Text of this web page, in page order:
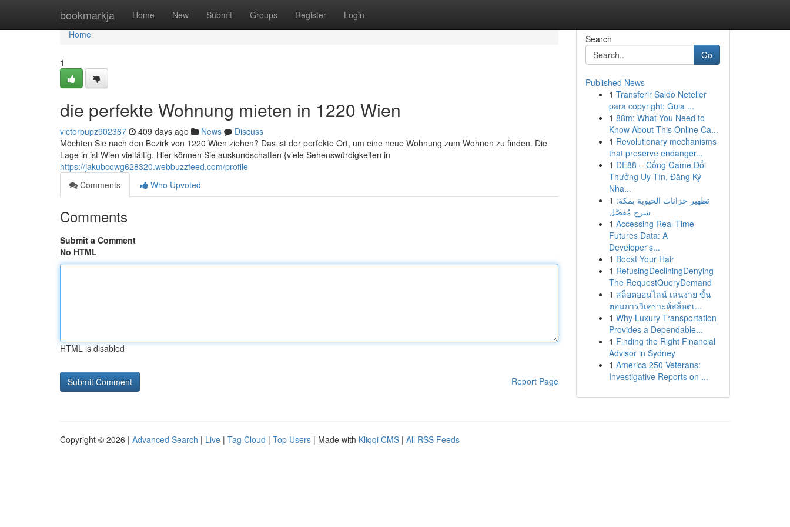
bookmarkja Home New Submit Groups Register Login
Home
Home
1
die perfekte Wohnung mieten in 1220 Wien
victorpupz902367 409 days ago News
Discuss
Möchten Sie nach den Bezirk von 1220 Wien ziehen? Das ist der perfekte Ort, um eine neue Wohnung zum Wohnen zu finden. Die
Lage in ist Wien vielfältig. Hier können Sie auskundschaften {viele Sehenswürdigkeiten in
https://jakubcowg628320.webbuzzfeed.com/profile
Comments
Who Upvoted
Comments
Submit a Comment
No HTML
HTML is disabled
Report Page
Search
Go
Published News
1 Transferir Saldo Neteller
para copyright: Guia ...
1 88m: What You Need to
Know About This Online Ca...
1 Revolutionary mechanisms
that preserve endanger...
1 DE88 – Cổng Game Đổi
Thưởng Uy Tín, Đăng Ký
Nha...
1 تطهير خزانات الحيوية بمكة:
شرح مُفصَّل
1 Accessing Real-Time
Futures Data: A
Developer's...
1 Boost Your Hair
1 RefusingDecliningDenying
The RequestQueryDemand
1 สล็อตออนไลน์ เล่นง่าย ขั้น
ตอนการวิเคราะห์สล็อตเ...
1 Why Luxury Transportation
Provides a Dependable...
1 Finding the Right Financial
Advisor in Sydney
1 America 250 Veterans:
Investigative Reports on ...
Copyright © 2026 | Advanced Search | Live | Tag Cloud | Top Users | Made with Kliqqi CMS | All RSS Feeds